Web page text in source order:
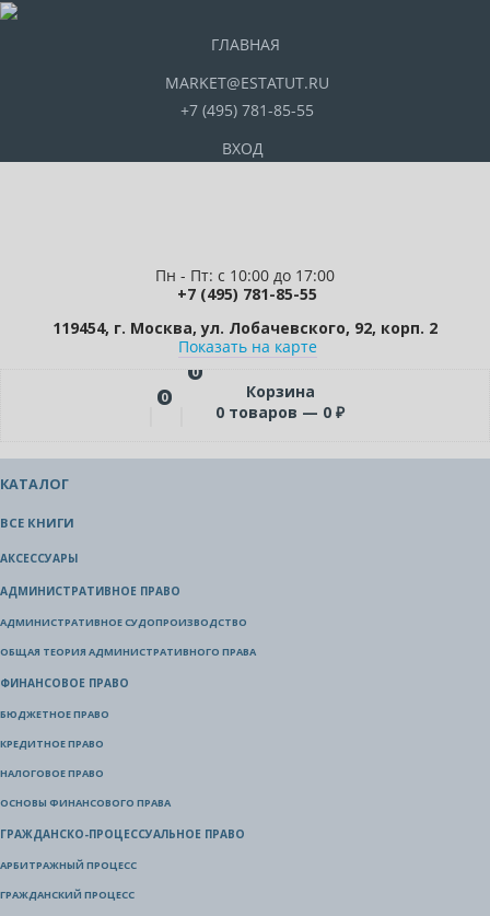
ГЛАВНАЯ
MARKET@ESTATUT.RU
+7 (495) 781-85-55
ВХОД
Пн - Пт: с 10:00 до 17:00
+7 (495) 781-85-55
119454, г. Москва, ул. Лобачевского, 92, корп. 2
Показать на карте
0
0
Корзина
0 товаров — 0 ₽
КАТАЛОГ
ВСЕ КНИГИ
АКСЕССУАРЫ
АДМИНИСТРАТИВНОЕ ПРАВО
АДМИНИСТРАТИВНОЕ СУДОПРОИЗВОДСТВО
ОБЩАЯ ТЕОРИЯ АДМИНИСТРАТИВНОГО ПРАВА
ФИНАНСОВОЕ ПРАВО
БЮДЖЕТНОЕ ПРАВО
КРЕДИТНОЕ ПРАВО
НАЛОГОВОЕ ПРАВО
ОСНОВЫ ФИНАНСОВОГО ПРАВА
ГРАЖДАНСКО-ПРОЦЕССУАЛЬНОЕ ПРАВО
АРБИТРАЖНЫЙ ПРОЦЕСС
ГРАЖДАНСКИЙ ПРОЦЕСС